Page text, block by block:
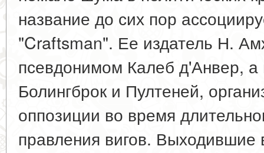
название до сих пор
"Craftsman". Ее издатель Н.
псевдонимом Калеб д'Анвер,
Болингброк и Пултеней,
оппозиции во время
правления вигов. Выходившие